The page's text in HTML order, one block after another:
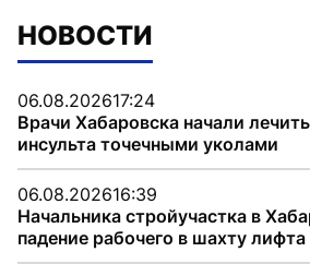
НОВОСТИ
06.08.202617:24
Врачи Хабаровска начали
инсульта точечными уколами
06.08.202616:39
Начальника стройучастка в
падение рабочего в шахту лифта